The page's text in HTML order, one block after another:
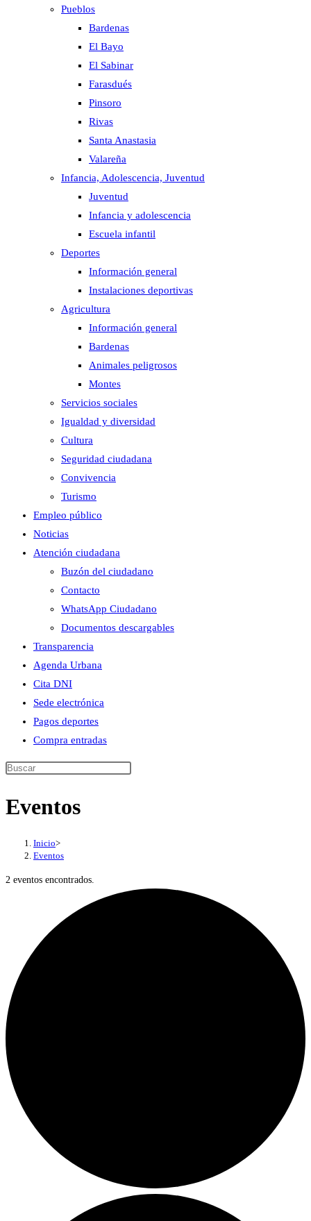
Pueblos
Bardenas
El Bayo
El Sabinar
Farasdués
Pinsoro
Rivas
Santa Anastasia
Valareña
Infancia, Adolescencia, Juventud
Juventud
Infancia y adolescencia
Escuela infantil
Deportes
Información general
Instalaciones deportivas
Agricultura
Información general
Bardenas
Animales peligrosos
Montes
Servicios sociales
Igualdad y diversidad
Cultura
Seguridad ciudadana
Convivencia
Turismo
Empleo público
Noticias
Atención ciudadana
Buzón del ciudadano
Contacto
WhatsApp Ciudadano
Documentos descargables
Transparencia
Agenda Urbana
Cita DNI
Sede electrónica
Pagos deportes
Compra entradas
Buscar
esta
Eventos
Inicio>
Eventos
2 eventos encontrados.